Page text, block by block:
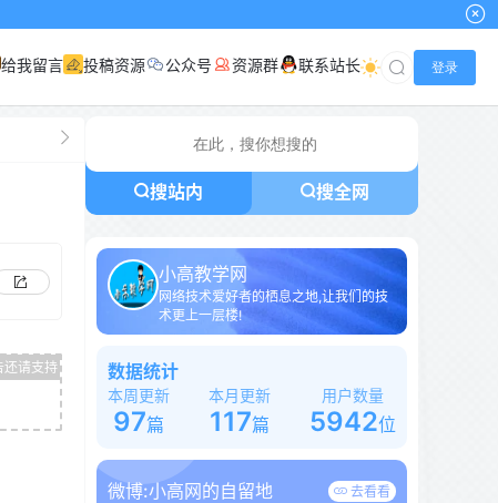
给我留言 投稿资源 公众号 资源群 联系站长 登录
搜站内 搜全网
小高教学网
网络技术爱好者的栖息之地,让我们的技
术更上一层楼!
数据统计
本周更新
97篇
本月更新
117篇
用户数量
5942位
微博:小高网的自留地 去看看